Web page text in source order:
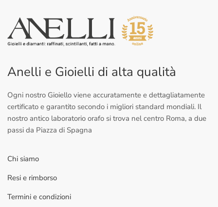
Anelli e Gioielli di alta qualità
Ogni nostro Gioiello viene accuratamente e dettagliatamente
certificato e garantito secondo i migliori standard mondiali. Il
nostro antico laboratorio orafo si trova nel centro Roma, a due
passi da Piazza di Spagna
Chi siamo
Resi e rimborso
Termini e condizioni